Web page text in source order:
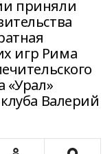
приняли
игр Рима
«Урал»
Валерий